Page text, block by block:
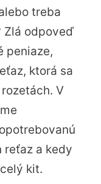
treba
Zlá odpoveď
peniaze,
ktorá sa
V
reťaz a kedy
kit.